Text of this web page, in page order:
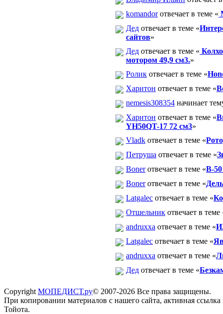
komandorотвечает в теме «
Дед отвечает в теме «
сайтов»
Дед отвечает в теме «
мотором 49,9 см3.»
Ролик отвечает в теме «
Харитон отвечает в теме «
nemesis308354 начинает
Харитон отвечает в теме «
YH50QT-17 72 см3»
Vladk отвечает в теме «
Петруша отвечает в теме «
Bonerотвечает в теме «В-
Bonerотвечает в теме «
Latgalec отвечает в теме «
Отшельник отвечает в теме
andruxxa отвечает в теме «
Latgalec отвечает в теме «
andruxxa отвечает в теме «
Дед отвечает в теме «
Copyright МОПЕДИСТ.ру© 2007-2026 Все права защищены.
При копировании материалов с нашего сайта, активная
Тойота.